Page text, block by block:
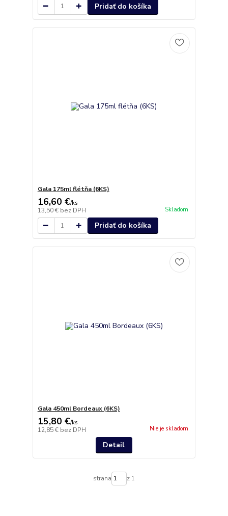
Pridať do košíka
Gala 175ml flétňa (6KS)
16,60 €/ks
13,50 € bez DPH Skladom
Pridať do košíka
Gala 450ml Bordeaux (6KS)
15,80 €/ks
12,85 € bez DPH Nie je skladom
Detail
strana z 1